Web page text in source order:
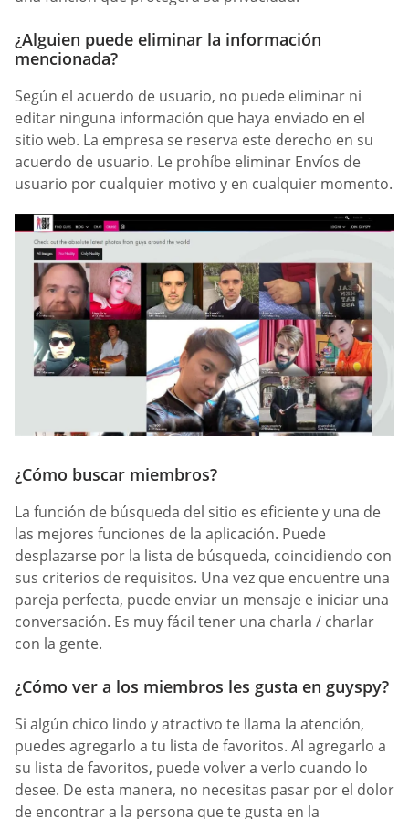
¿Alguien puede eliminar la información
mencionada?
Según el acuerdo de usuario, no puede eliminar ni
editar ninguna información que haya enviado en el
sitio web. La empresa se reserva este derecho en su
acuerdo de usuario. Le prohíbe eliminar Envíos de
usuario por cualquier motivo y en cualquier momento.
¿Cómo buscar miembros?
La función de búsqueda del sitio es eficiente y una de
las mejores funciones de la aplicación. Puede
desplazarse por la lista de búsqueda, coincidiendo con
sus criterios de requisitos. Una vez que encuentre una
pareja perfecta, puede enviar un mensaje e iniciar una
conversación. Es muy fácil tener una charla / charlar
con la gente.
¿Cómo ver a los miembros les gusta en guyspy?
Si algún chico lindo y atractivo te llama la atención,
puedes agregarlo a tu lista de favoritos. Al agregarlo a
su lista de favoritos, puede volver a verlo cuando lo
desee. De esta manera, no necesitas pasar por el dolor
de encontrar a la persona que te gusta en la